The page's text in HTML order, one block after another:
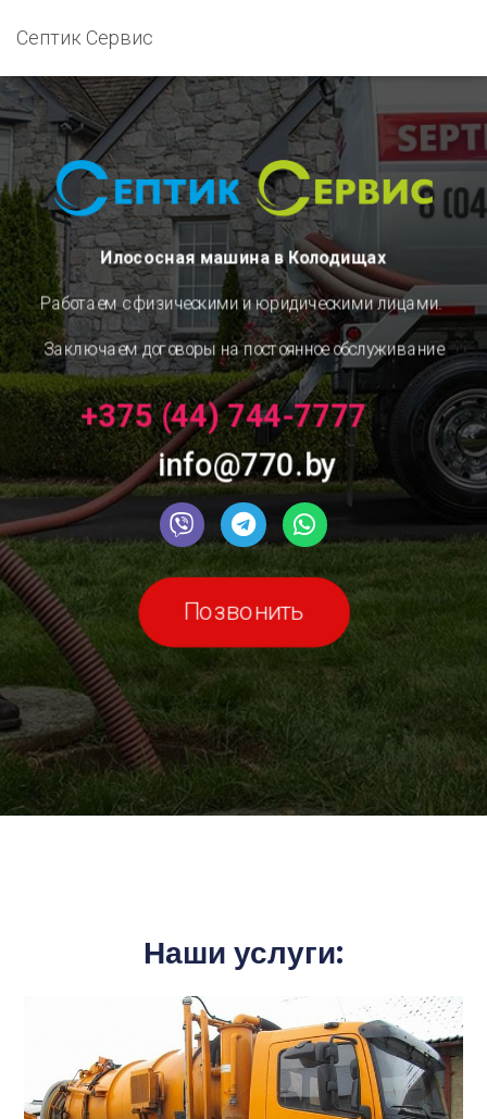
Септик Сервис
Илососная машина в Колодищах
Работаем с физическими и юридическими лицами.
Заключаем договоры на постоянное обслуживание
+375 (44) 744-7777
info@770.by
Позвонить
Наши услуги: